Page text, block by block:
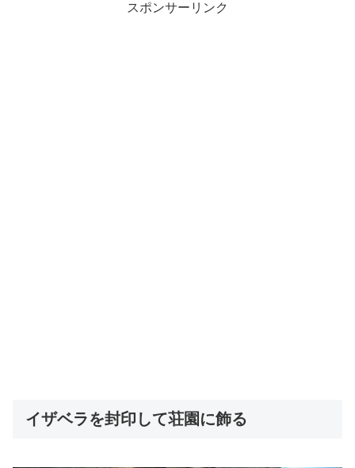
スポンサーリンク
イザベラを封印して荘園に飾る